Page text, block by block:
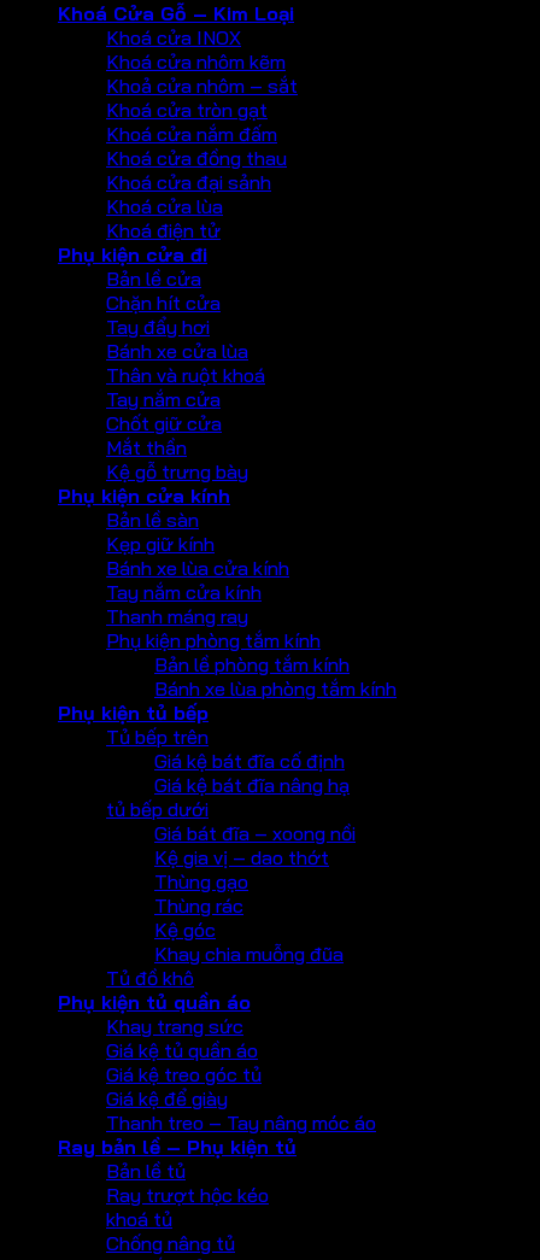
Khoá Cửa Gỗ – Kim Loại
Khoá cửa INOX
Khoá cửa nhôm kẽm
Khoả cửa nhôm – sắt
Khoá cửa tròn gạt
Khoá cửa nắm đấm
Khoá cửa đồng thau
Khoá cửa đại sảnh
Khoá cửa lùa
Khoá điện tử
Phụ kiện cửa đi
Bản lề cửa
Chặn hít cửa
Tay đẩy hơi
Bánh xe cửa lùa
Thân và ruột khoá
Tay nắm cửa
Chốt giữ cửa
Mắt thần
Kệ gỗ trưng bày
Phụ kiện cửa kính
Bản lề sàn
Kẹp giữ kính
Bánh xe lùa cửa kính
Tay nắm cửa kính
Thanh máng ray
Phụ kiện phòng tắm kính
Bản lề phòng tắm kính
Bánh xe lùa phòng tắm kính
Phụ kiện tủ bếp
Tủ bếp trên
Giá kệ bát đĩa cố định
Giá kệ bát đĩa nâng hạ
tủ bếp dưới
Giá bát đĩa – xoong nồi
Kệ gia vị – dao thớt
Thùng gạo
Thùng rác
Kệ góc
Khay chia muỗng đũa
Tủ đồ khô
Phụ kiện tủ quần áo
Khay trang sức
Giá kệ tủ quần áo
Giá kệ treo góc tủ
Giá kệ để giày
Thanh treo – Tay nâng móc áo
Ray bản lề – Phụ kiện tủ
Bản lề tủ
Ray trượt hộc kéo
khoá tủ
Chống nâng tủ